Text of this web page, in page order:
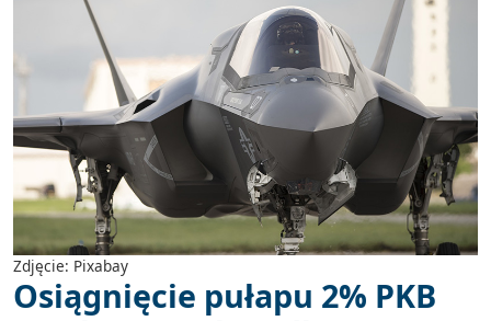
Zdjęcie: Pixabay
Osiągnięcie pułapu 2% PKB